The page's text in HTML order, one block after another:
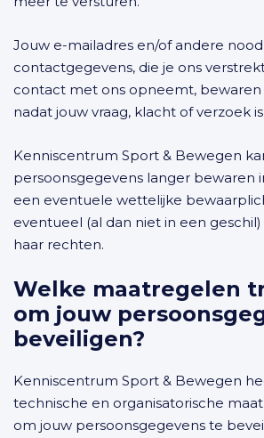
Jouw e-mailadres en/of andere
contactgegevens, die je ons
contact met ons opneemt, bewaren
nadat jouw vraag, klacht of verzoek
Kenniscentrum Sport & Bewegen
persoonsgegevens langer bewaren
een eventuele wettelijke
eventueel (al dan niet in een
haar rechten.
Welke maatregelen
om jouw
beveiligen?
Kenniscentrum Sport & Bewegen
technische en organisatorische
om jouw persoonsgegevens te